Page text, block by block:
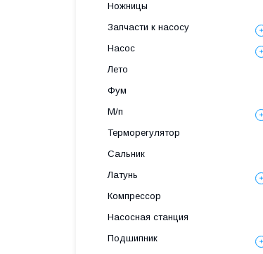
Ножницы
Запчасти к насосу
Насос
Лето
Фум
М/п
Терморегулятор
Сальник
Латунь
Компрессор
Насосная станция
Подшипник